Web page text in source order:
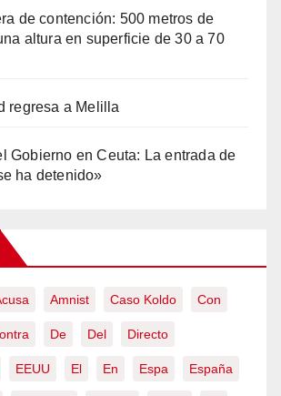
de contención: 500 metros de
altura en superficie de 30 a 70
regresa a Melilla
Gobierno en Ceuta: La entrada de
ha detenido»
Amnist Caso Koldo Con
De Del Directo
EEUU El En Espa España